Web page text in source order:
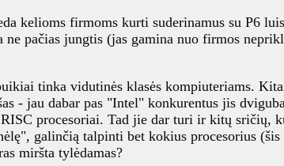
kelioms firmoms kurti suderinamus su P6
pačias jungtis (jas gamina nuo firmos
tinka vidutinės klasės kompiuteriams.
- jau dabar pas "Intel" konkurentus jis
procesoriai. Tad jie dar turi ir kitų sričių,
galinčią talpinti bet kokius procesorius
miršta tylėdamas?